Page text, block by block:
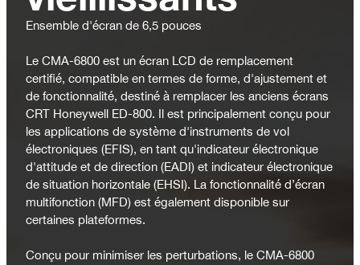
Ensemble d'écran de 6,5 pouces
Le CMA-6800 est un écran LCD de remplacement
certifié, compatible en termes de forme, d'ajustement et
de fonctionnalité, destiné à remplacer les anciens écrans
CRT Honeywell ED-800. Il est principalement conçu pour
les applications de système d'instruments de vol
électroniques (EFIS), en tant qu'indicateur électronique
d'attitude et de direction (EADI) et indicateur électronique
de situation horizontale (EHSI). La fonctionnalité d’écran
multifonction (MFD) est également disponible sur
certaines plateformes.
Conçu pour minimiser les perturbations, le CMA-6800